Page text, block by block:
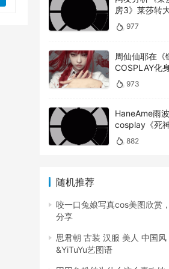
房3》莱莎转
大腿对比以前
977
周仙仙耶在《
COSPLAY化
的玛奇玛
973
HaneAme雨波
cosplay《死
本乱菊
882
随机推荐
咬一口兔娘写真cos美图欣赏
分享
思君朝 古装 汉服 美人 中国风
&YiTuYu艺图语